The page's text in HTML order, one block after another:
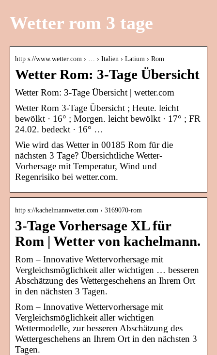
Wetter rom 3 tage
http s://www.wetter.com › … › Italien › Latium › Rom
Wetter Rom: 3-Tage Übersicht
Wetter Rom: 3-Tage Übersicht | wetter.com
Wetter Rom 3-Tage Übersicht ; Heute. leicht
bewölkt · 16° ; Morgen. leicht bewölkt · 17° ; FR
24.02. bedeckt · 16° …
Wie wird das Wetter in 00185 Rom für die
nächsten 3 Tage? Übersichtliche Wetter-
Vorhersage mit Temperatur, Wind und
Regenrisiko bei wetter.com.
http s://kachelmannwetter.com › 3169070-rom
3-Tage Vorhersage XL für
Rom | Wetter von kachelmann.
Rom – Innovative Wettervorhersage mit
Vergleichsmöglichkeit aller wichtigen … besseren
Abschätzung des Wettergeschehens an Ihrem Ort
in den nächsten 3 Tagen.
Rom – Innovative Wettervorhersage mit
Vergleichsmöglichkeit aller wichtigen
Wettermodelle, zur besseren Abschätzung des
Wettergeschehens an Ihrem Ort in den nächsten 3
Tagen.